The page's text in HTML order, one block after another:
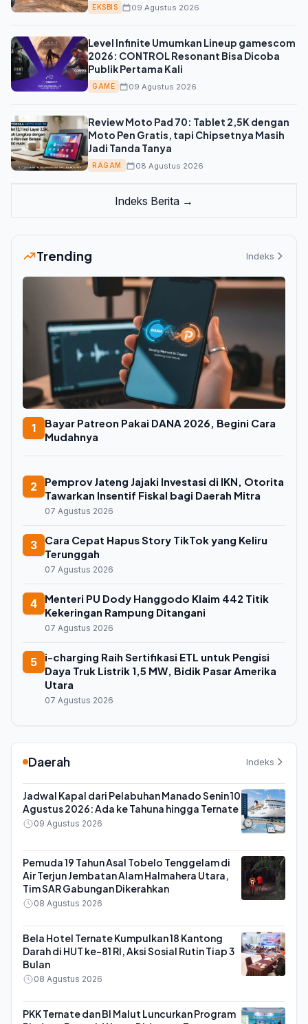
EKSBIS 09 Agustus 2026
Level Infinite Umumkan Lineup gamescom
2026: CONTROL Resonant Bisa Dicoba
Publik Pertama Kali
GAME 09 Agustus 2026
Review Moto Pad 70: Tablet 2,5K dengan
Moto Pen Gratis, tapi Chipsetnya Masih
Jadi Tanda Tanya
RAGAM 08 Agustus 2026
Indeks Berita →
Trending Indeks
1
Bayar Patreon Pakai DANA 2026, Begini Cara
Mudahnya
2
Pemprov Jateng Jajaki Investasi di IKN, Otorita
Tawarkan Insentif Fiskal bagi Daerah Mitra
07 Agustus 2026
3
Cara Cepat Hapus Story TikTok yang Keliru
Terunggah
07 Agustus 2026
4
Menteri PU Dody Hanggodo Klaim 442 Titik
Kekeringan Rampung Ditangani
07 Agustus 2026
5
i-charging Raih Sertifikasi ETL untuk Pengisi
Daya Truk Listrik 1,5 MW, Bidik Pasar Amerika
Utara
07 Agustus 2026
Daerah Indeks
Jadwal Kapal dari Pelabuhan Manado Senin 10
Agustus 2026: Ada ke Tahuna hingga Ternate
09 Agustus 2026
Pemuda 19 Tahun Asal Tobelo Tenggelam di
Air Terjun Jembatan Alam Halmahera Utara,
Tim SAR Gabungan Dikerahkan
08 Agustus 2026
Bela Hotel Ternate Kumpulkan 18 Kantong
Darah di HUT ke-81 RI, Aksi Sosial Rutin Tiap 3
Bulan
08 Agustus 2026
PKK Ternate dan BI Malut Luncurkan Program